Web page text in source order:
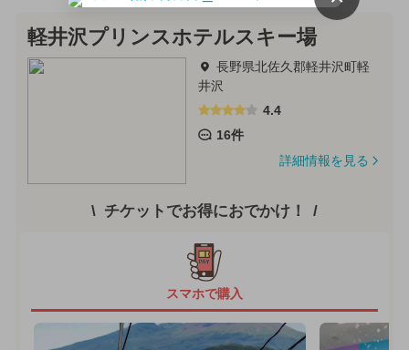
軽井沢プリンスホテルスキー場
長野県北佐久郡軽井沢町軽
井沢
4.4
16件
詳細情報を見る
チケットでお得におでかけ！
スマホで購入